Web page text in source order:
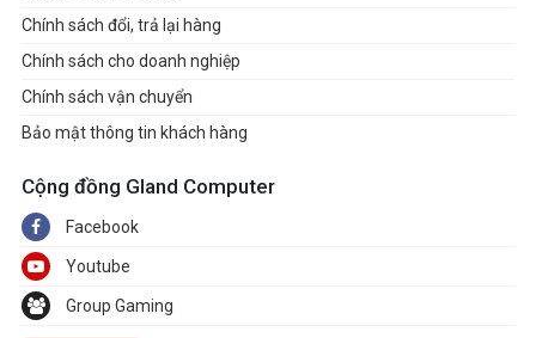
Chính sách đổi, trả lại hàng
Chính sách cho doanh nghiệp
Chính sách vận chuyển
Bảo mật thông tin khách hàng
Cộng đồng Gland Computer
Facebook
Youtube
Group Gaming